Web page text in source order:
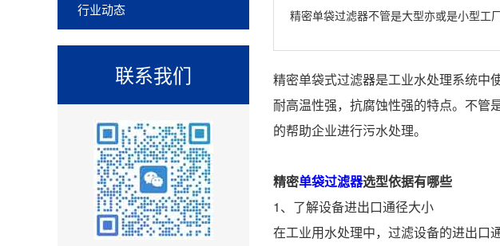
行业动态
联系我们
精密单袋过滤器不管是大型亦或是小型工
精密单袋式过滤器是工业水处理系统中
耐高温性强，抗腐蚀性强的特点。不管
的帮助企业进行污水处理。
精密单袋过滤器选型依据有哪些
1、了解设备进出口通径大小
在工业用水处理中，过滤设备的进出口